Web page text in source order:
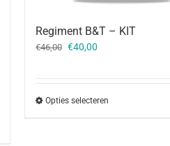
Regiment B&T – KIT
€46,00 Oorspronkelijke
€40,00
Opties selecteren